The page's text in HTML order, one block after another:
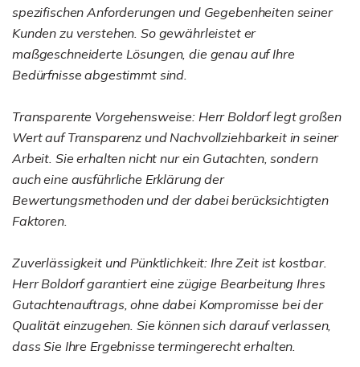
spezifischen Anforderungen und Gegebenheiten seiner
Kunden zu verstehen. So gewährleistet er
maßgeschneiderte Lösungen, die genau auf Ihre
Bedürfnisse abgestimmt sind.
Transparente Vorgehensweise: Herr Boldorf legt großen
Wert auf Transparenz und Nachvollziehbarkeit in seiner
Arbeit. Sie erhalten nicht nur ein Gutachten, sondern
auch eine ausführliche Erklärung der
Bewertungsmethoden und der dabei berücksichtigten
Faktoren.
Zuverlässigkeit und Pünktlichkeit: Ihre Zeit ist kostbar.
Herr Boldorf garantiert eine zügige Bearbeitung Ihres
Gutachtenauftrags, ohne dabei Kompromisse bei der
Qualität einzugehen. Sie können sich darauf verlassen,
dass Sie Ihre Ergebnisse termingerecht erhalten.